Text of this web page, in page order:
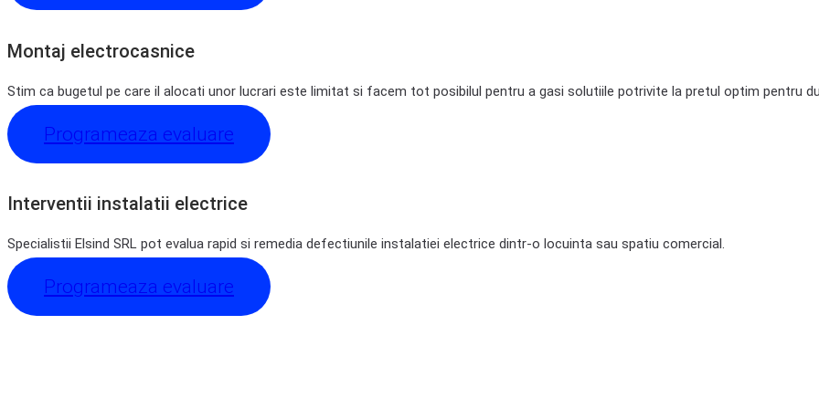
Montaj electrocasnice
Stim ca bugetul pe care il alocati unor lucrari este limitat si facem tot posibilul pentru a gasi solutiile potrivite la pretul optim pentru
Programeaza evaluare
Interventii instalatii electrice
Specialistii Elsind SRL pot evalua rapid si remedia defectiunile instalatiei electrice dintr-o locuinta sau spatiu comercial.
Programeaza evaluare